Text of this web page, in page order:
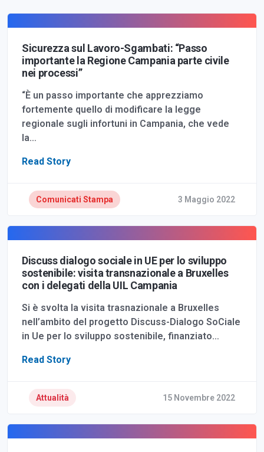
Sicurezza sul Lavoro-Sgambati: “Passo
importante la Regione Campania parte civile
nei processi”
“È un passo importante che apprezziamo
fortemente quello di modificare la legge
regionale sugli infortuni in Campania, che vede
la…
Read Story
Comunicati Stampa 3 Maggio 2022
Discuss dialogo sociale in UE per lo sviluppo
sostenibile: visita transnazionale a Bruxelles
con i delegati della UIL Campania
Si è svolta la visita trasnazionale a Bruxelles
nell’ambito del progetto Discuss-Dialogo SoCiale
in Ue per lo sviluppo sostenibile, finanziato…
Read Story
Attualità 15 Novembre 2022